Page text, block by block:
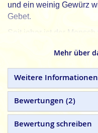
und ein weinig Gewürz
Gebet.
Seit jeher ist der Mensch
konservieren um sie
Räucherstäbchen aus
Erfahrung soviel Duft
Erfahrung wird, die
eine Stimmung der
die Konzentration des
Mehr über
Weitere Informationen
Bewertungen 2
Bewertung schreiben